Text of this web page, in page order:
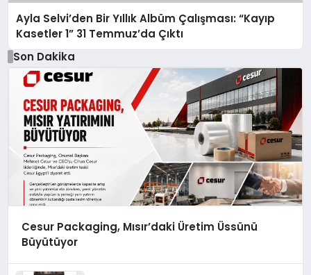
Ayla Selvi’den Bir Yıllık Albüm Çalışması: “Kayıp
Kasetler 1” 31 Temmuz’da Çıktı
Son Dakika
Cesur Packaging, Mısır’daki Üretim Üssünü
Büyütüyor